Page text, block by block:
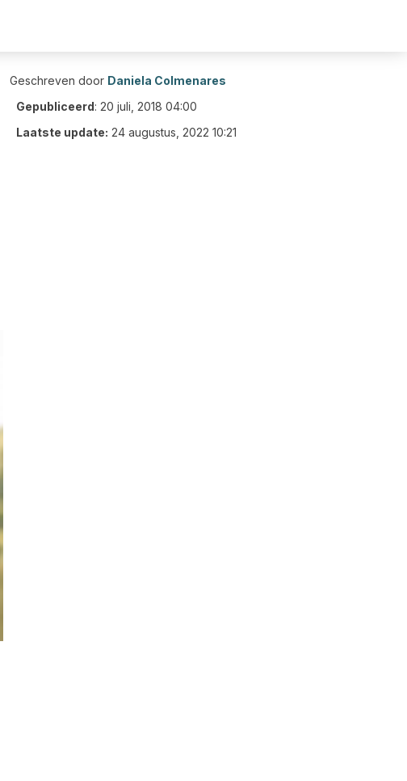
Geschreven door Daniela Colmenares
Gepubliceerd: 20 juli, 2018 04:00
Laatste update: 24 augustus, 2022 10:21